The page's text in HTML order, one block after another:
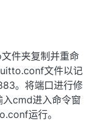
件夹复制并重命
文件以记
。将端口进行修
cmd进入命令窗
运行。